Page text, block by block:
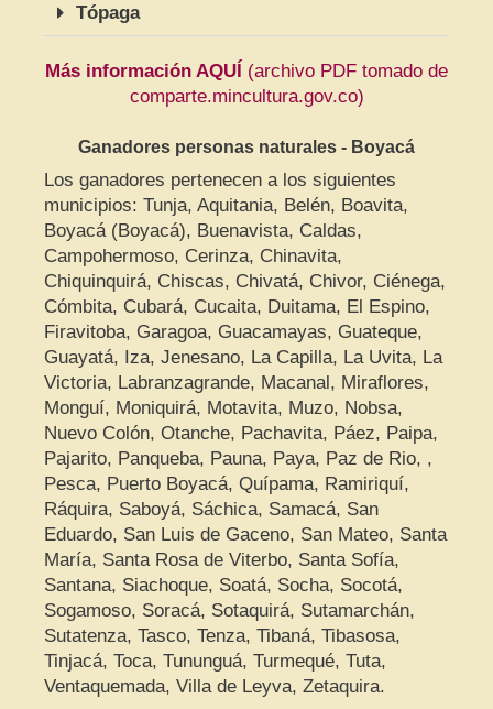
Tópaga
Más información AQUÍ (archivo PDF tomado de
comparte.mincultura.gov.co)
Ganadores personas naturales - Boyacá
Los ganadores pertenecen a los siguientes
municipios: Tunja, Aquitania, Belén, Boavita,
Boyacá (Boyacá), Buenavista, Caldas,
Campohermoso, Cerinza, Chinavita,
Chiquinquirá, Chiscas, Chivatá, Chivor, Ciénega,
Cómbita, Cubará, Cucaita, Duitama, El Espino,
Firavitoba, Garagoa, Guacamayas, Guateque,
Guayatá, Iza, Jenesano, La Capilla, La Uvita, La
Victoria, Labranzagrande, Macanal, Miraflores,
Monguí, Moniquirá, Motavita, Muzo, Nobsa,
Nuevo Colón, Otanche, Pachavita, Páez, Paipa,
Pajarito, Panqueba, Pauna, Paya, Paz de Rio, ,
Pesca, Puerto Boyacá, Quípama, Ramiriquí,
Ráquira, Saboyá, Sáchica, Samacá, San
Eduardo, San Luis de Gaceno, San Mateo, Santa
María, Santa Rosa de Viterbo, Santa Sofía,
Santana, Siachoque, Soatá, Socha, Socotá,
Sogamoso, Soracá, Sotaquirá, Sutamarchán,
Sutatenza, Tasco, Tenza, Tibaná, Tibasosa,
Tinjacá, Toca, Tununguá, Turmequé, Tuta,
Ventaquemada, Villa de Leyva, Zetaquira.